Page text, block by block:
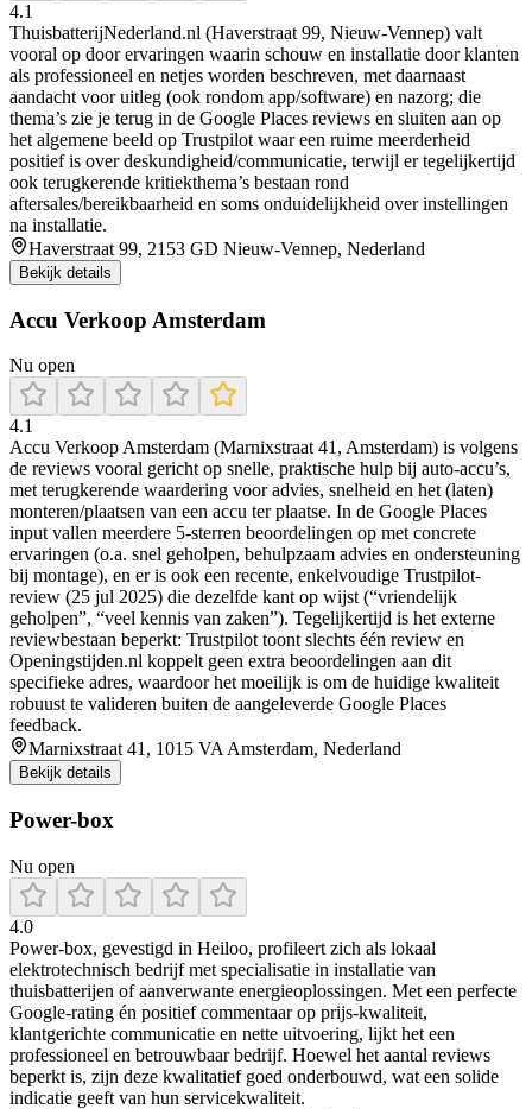
4.1
ThuisbatterijNederland.nl (Haverstraat 99, Nieuw-Vennep) valt
vooral op door ervaringen waarin schouw en installatie door klanten
als professioneel en netjes worden beschreven, met daarnaast
aandacht voor uitleg (ook rondom app/software) en nazorg; die
thema’s zie je terug in de Google Places reviews en sluiten aan op
het algemene beeld op Trustpilot waar een ruime meerderheid
positief is over deskundigheid/communicatie, terwijl er tegelijkertijd
ook terugkerende kritiekthema’s bestaan rond
aftersales/bereikbaarheid en soms onduidelijkheid over instellingen
na installatie.
Haverstraat 99, 2153 GD Nieuw-Vennep, Nederland
Bekijk details
Accu Verkoop Amsterdam
Nu open
4.1
Accu Verkoop Amsterdam (Marnixstraat 41, Amsterdam) is volgens
de reviews vooral gericht op snelle, praktische hulp bij auto-accu’s,
met terugkerende waardering voor advies, snelheid en het (laten)
monteren/plaatsen van een accu ter plaatse. In de Google Places
input vallen meerdere 5-sterren beoordelingen op met concrete
ervaringen (o.a. snel geholpen, behulpzaam advies en ondersteuning
bij montage), en er is ook een recente, enkelvoudige Trustpilot-
review (25 jul 2025) die dezelfde kant op wijst (“vriendelijk
geholpen”, “veel kennis van zaken”). Tegelijkertijd is het externe
reviewbestaan beperkt: Trustpilot toont slechts één review en
Openingstijden.nl koppelt geen extra beoordelingen aan dit
specifieke adres, waardoor het moeilijk is om de huidige kwaliteit
robuust te valideren buiten de aangeleverde Google Places
feedback.
Marnixstraat 41, 1015 VA Amsterdam, Nederland
Bekijk details
Power-box
Nu open
4.0
Power‑box, gevestigd in Heiloo, profileert zich als lokaal
elektrotechnisch bedrijf met specialisatie in installatie van
thuisbatterijen of aanverwante energieoplossingen. Met een perfecte
Google‑rating én positief commentaar op prijs‑kwaliteit,
klantgerichte communicatie en nette uitvoering, lijkt het een
professioneel en betrouwbaar bedrijf. Hoewel het aantal reviews
beperkt is, zijn deze kwalitatief goed onderbouwd, wat een solide
indicatie geeft van hun servicekwaliteit.